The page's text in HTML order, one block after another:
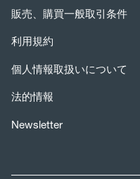
販売、購買一般取引条件
利用規約
個人情報取扱いについて
法的情報
Newsletter